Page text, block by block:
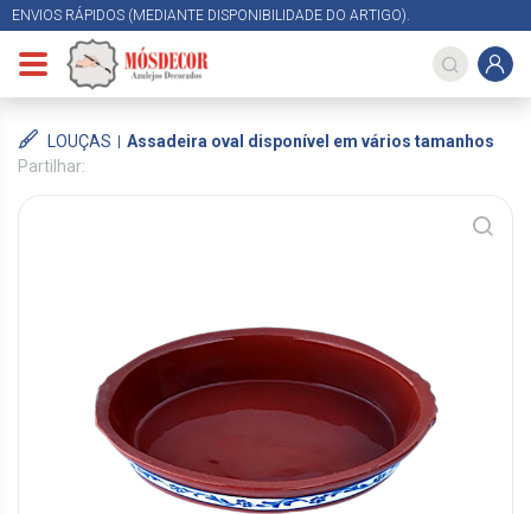
ENVIOS RÁPIDOS (MEDIANTE DISPONIBILIDADE DO ARTIGO).
LOUÇAS
Assadeira oval disponível em vários tamanhos
Partilhar: